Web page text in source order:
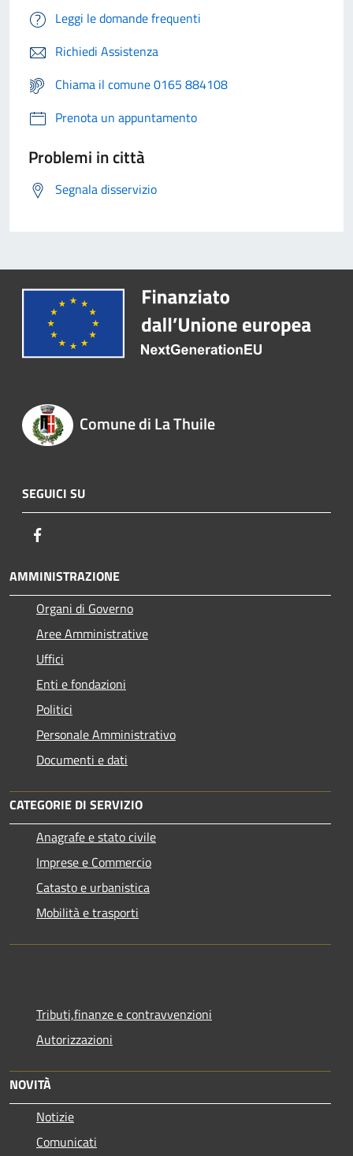
Leggi le domande frequenti
Richiedi Assistenza
Chiama il comune 0165 884108
Prenota un appuntamento
Problemi in città
Segnala disservizio
Comune di La Thuile
SEGUICI SU
AMMINISTRAZIONE
Organi di Governo
Aree Amministrative
Uffici
Enti e fondazioni
Politici
Personale Amministrativo
Documenti e dati
CATEGORIE DI SERVIZIO
Anagrafe e stato civile
Imprese e Commercio
Catasto e urbanistica
Mobilità e trasporti
Tributi,finanze e contravvenzioni
Autorizzazioni
NOVITÀ
Notizie
Comunicati